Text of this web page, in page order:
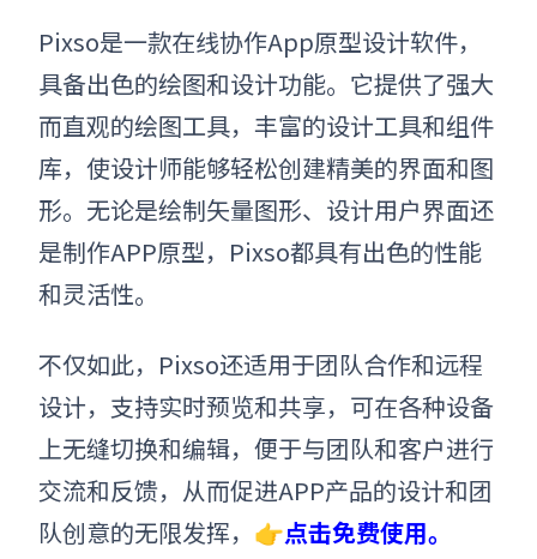
Pixso是一款在线协作App原型设计软件，
具备出色的绘图和设计功能。它提供了强大
而直观的绘图工具，丰富的设计工具和组件
库，使设计师能够轻松创建精美的界面和图
形。无论是绘制矢量图形、设计用户界面还
是制作APP原型，Pixso都具有出色的性能
和灵活性。
不仅如此， Pixso还适用于团队合作和远程
设计，支持实时预览和共享，可在各种设备
上无缝切换和编辑，便于与团队和客户进行
交流和反馈，从而促进APP产品的设计和团
队创意的无限发挥，👉点击免费使用。